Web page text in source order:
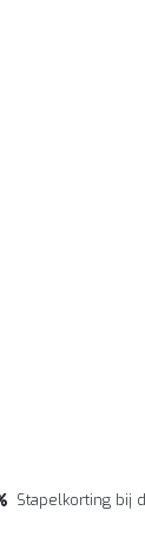
Stapelkorting bij